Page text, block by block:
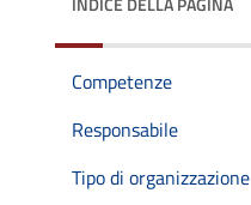
Competenze
Responsabile
Tipo di organizzazione